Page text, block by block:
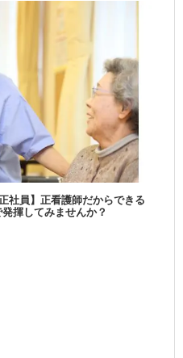
社員】正看護師だからできる
揮してみませんか？